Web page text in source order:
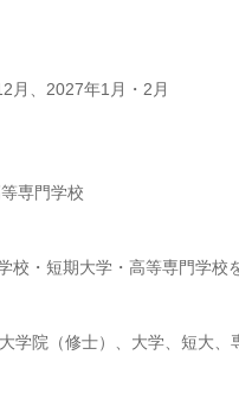
月、2027年1月・2月
専門学校
校・短期大学・高等専門学校
学院（修士）、大学、短大、